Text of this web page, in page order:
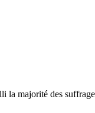
la majorité des